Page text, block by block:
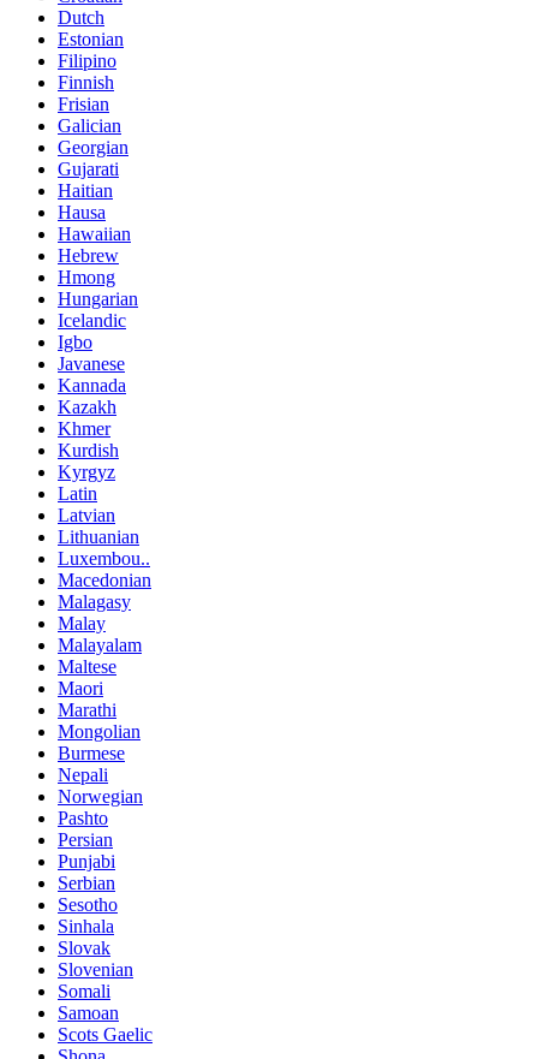
Dutch
Estonian
Filipino
Finnish
Frisian
Galician
Georgian
Gujarati
Haitian
Hausa
Hawaiian
Hebrew
Hmong
Hungarian
Icelandic
Igbo
Javanese
Kannada
Kazakh
Khmer
Kurdish
Kyrgyz
Latin
Latvian
Lithuanian
Luxembou..
Macedonian
Malagasy
Malay
Malayalam
Maltese
Maori
Marathi
Mongolian
Burmese
Nepali
Norwegian
Pashto
Persian
Punjabi
Serbian
Sesotho
Sinhala
Slovak
Slovenian
Somali
Samoan
Scots Gaelic